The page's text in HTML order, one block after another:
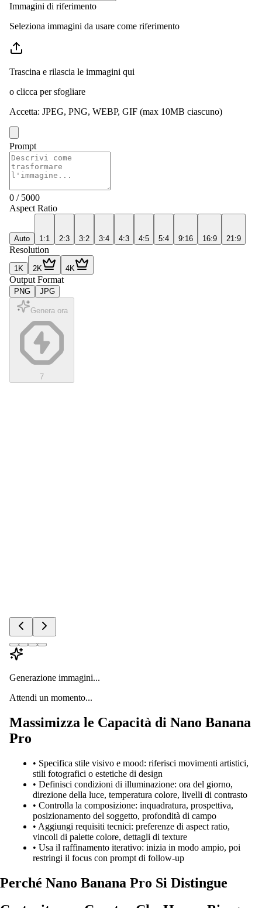
Immagini di riferimento
Seleziona immagini da usare come riferimento
Trascina e rilascia le immagini qui
o clicca per sfogliare
Accetta: JPEG, PNG, WEBP, GIF (max 10MB ciascuno)
Prompt
0 / 5000
Aspect Ratio
Auto 1:1 2:3 3:2 3:4 4:3 4:5 5:4 9:16 16:9 21:9
Resolution
1K 2K 4K
Output Format
PNG JPG
Genera ora
7
Generazione immagini...
Attendi un momento...
Massimizza le Capacità di Nano Banana
Pro
• Specifica stile visivo e mood: riferisci movimenti artistici,
stili fotografici o estetiche di design
• Definisci condizioni di illuminazione: ora del giorno,
direzione della luce, temperatura colore, livelli di contrasto
• Controlla la composizione: inquadratura, prospettiva,
posizionamento del soggetto, profondità di campo
• Aggiungi requisiti tecnici: preferenze di aspect ratio,
vincoli di palette colore, dettagli di texture
• Usa il raffinamento iterativo: inizia in modo ampio, poi
restringi il focus con prompt di follow-up
Perché Nano Banana Pro Si Distingue